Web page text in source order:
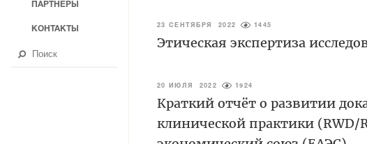
23 СЕНТЯБРЯ 2022 1445
Этическая экспертиза
20 ИЮЛЯ 2022 1924
Краткий отчёт о развитии
клинической практики (RWD/
ПАРТНЕРЫ
КОНТАКТЫ